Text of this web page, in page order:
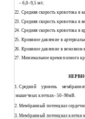
– 6,0–9,5 м/с.
22. Средняя скорость кровотока в
23. Средняя скорость кровотока в
24. Средняя скорость кровотока в
25. Кровяное давление в
26. Кровяное давление в венозном
27. Минимальное время полного
1. Средний уровень
мышечных клетках–50–90мВ.
2. Мембранный потенциал
3. Мембранный потенциал клетки